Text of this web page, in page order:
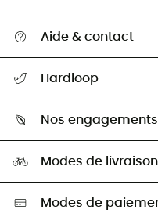
Aide & contact
Retour & remboursement
Guide des tailles
Seconde Main
Aide & Contact
Hardloop
HardGuides
Nos engagements
Sélection éco-responsable
Modes de livraison
Modes de